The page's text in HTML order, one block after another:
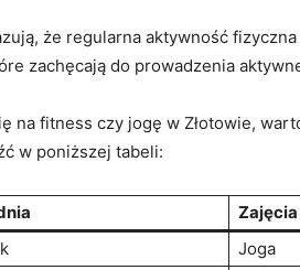
że​ regularna⁣ aktywność
zachęcają⁢ do prowadzenia
⁢na fitness ⁤czy jogę ​w⁤ Złotowie,
w poniższej ‌tabeli:
Zajęcia
Joga